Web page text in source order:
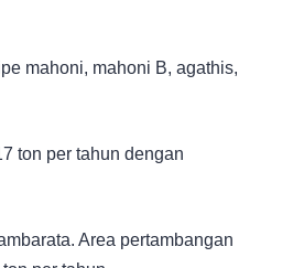
mahoni, mahoni B, agathis,
ton per tahun dengan
Area pertambangan